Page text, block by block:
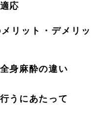
応
リット・デメリッ
身麻酔の違い
うにあたって